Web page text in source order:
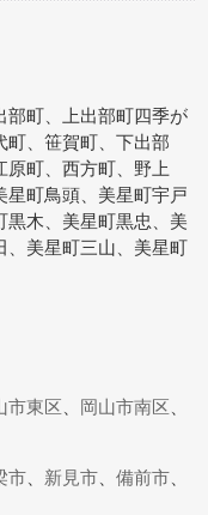
部町、上出部町四季が
町、笹賀町、下出部
原町、西方町、野上
星町鳥頭、美星町宇戸
黒木、美星町黒忠、美
、美星町三山、美星町
市東区 岡山市南区
市 新見市 、備前市